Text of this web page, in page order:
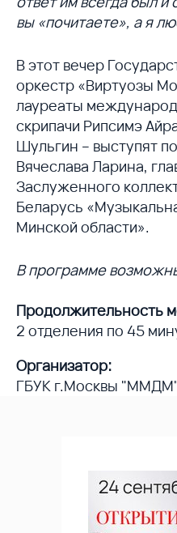
вы «почитаете», а я
В этот вечер
оркестр «Виртуозы
лауреаты
скрипачи Рипсимэ
Шульгин – выступят
Вячеслава Ларина,
Заслуженного
Беларусь
Минской области».
В программе
Продолжительность
2 отделения по 45
Организатор:
ГБУК г.Москвы